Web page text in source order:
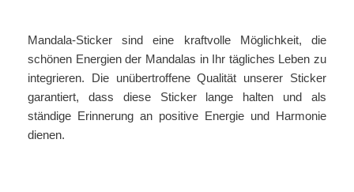
Mandala-Sticker sind eine kraftvolle Möglichkeit, die
schönen Energien der Mandalas in Ihr tägliches Leben zu
integrieren. Die unübertroffene Qualität unserer Sticker
garantiert, dass diese Sticker lange halten und als
ständige Erinnerung an positive Energie und Harmonie
dienen.